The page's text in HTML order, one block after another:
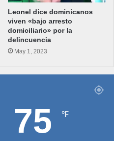
Leonel dice dominicanos
viven «bajo arresto
domiciliario» por la
delincuencia
May 1, 2023
75 ℉